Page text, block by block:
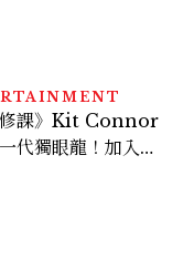
修課》Kit Connor
代獨眼龍！加入新